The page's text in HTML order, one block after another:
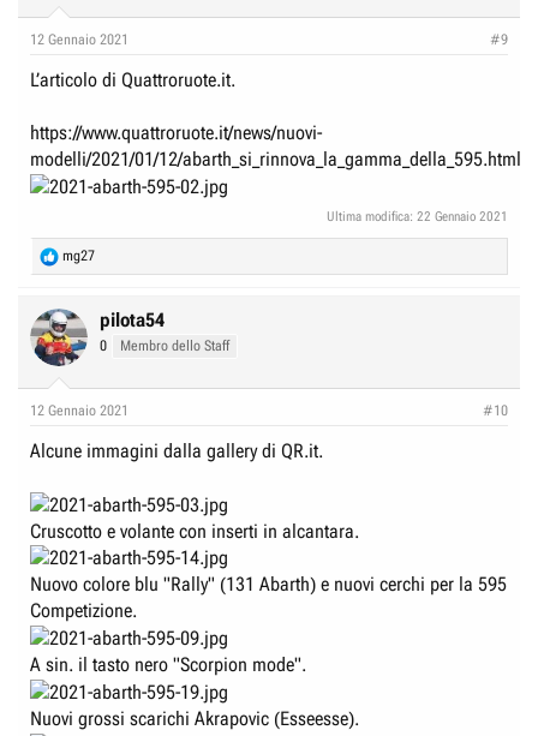
12 Gennaio 2021 #9
L’articolo di Quattroruote.it.
https://www.quattroruote.it/news/nuovi-
modelli/2021/01/12/abarth_si_rinnova_la_gamma_della_595.html
Ultima modifica: 22 Gennaio 2021
R
e
c
t
i
s
mg27
pilota54
0 Membro dello Staff
12 Gennaio 2021 #10
Alcune immagini dalla gallery di QR.it.
Cruscotto e volante con inserti in alcantara.
Nuovo colore blu "Rally" (131 Abarth) e nuovi cerchi per la 595
Competizione.
A sin. il tasto nero "Scorpion mode".
Nuovi grossi scarichi Akrapovic (Esseesse).